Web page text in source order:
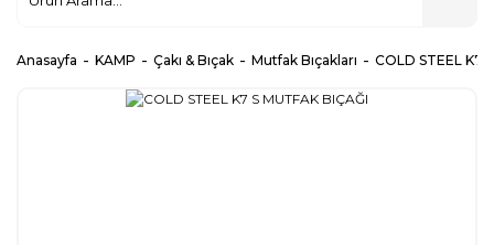
Anasayfa KAMP Çakı & Bıçak Mutfak Bıçakları COLD STEEL K7